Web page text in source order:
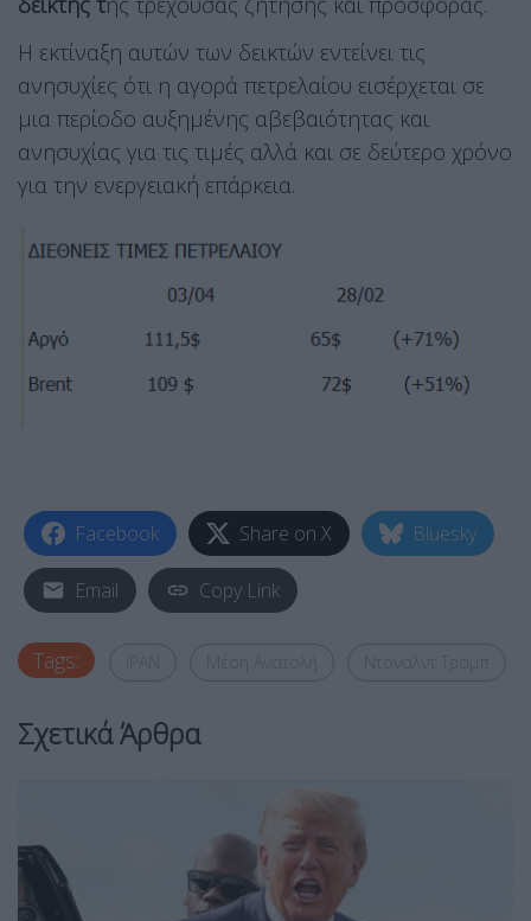
Η εκτίναξη αυτών των δεικτών εντείνει τις
ανησυχίες ότι η αγορά πετρελαίου εισέρχεται σε
μια περίοδο αυξημένης αβεβαιότητας και
ανησυχίας για τις τιμές αλλά και σε δεύτερο χρόνο
για την ενεργειακή επάρκεια.
Facebook Share on X Bluesky
Email Copy Link
Tags:
Σχετικά Άρθρα